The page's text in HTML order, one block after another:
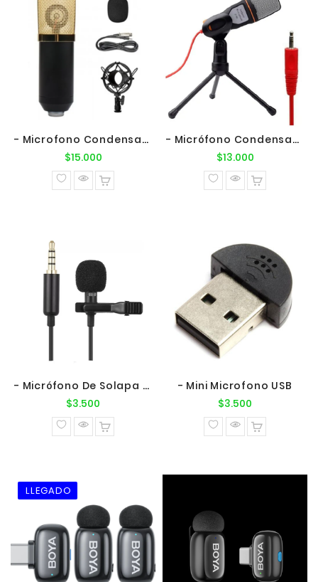
- Microfono Condensador Con Clip Para Tripode
$15.000Precio
normal
- Micrófono Condensador C/ Trípode SF-666 Plug 3.5mm
$13.000Precio
normal
- Micrófono De Solapa Para Smartphone
$3.500
normal
- Mini Microfono USB
$3.500
normal